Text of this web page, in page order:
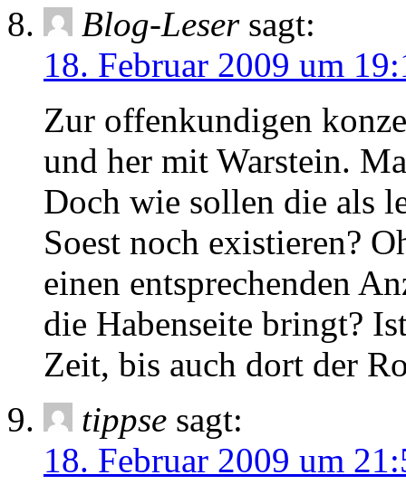
Blog-Leser sagt:
18. Februar 2009 um
Zur offenkundigen
und her mit Warstein.
Doch wie sollen die als
Soest noch existieren?
einen entsprechenden
die Habenseite bringt?
Zeit, bis auch dort der
tippse sagt:
18. Februar 2009 um